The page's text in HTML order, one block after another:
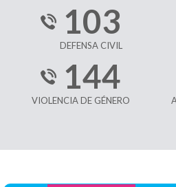
103
DEFENSA CIVIL
144
VIOLENCIA DE GÉNERO